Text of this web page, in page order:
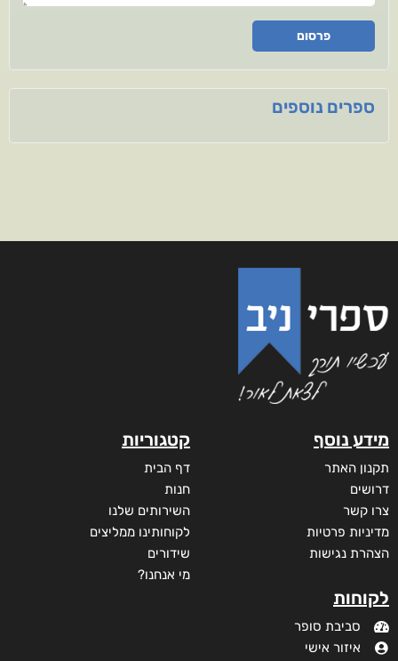
פרסום
ספרים נוספים
מידע נוסף
תקנון האתר
דרושים
צרו קשר
מדיניות פרטיות
הצהרת נגישות
לקוחות
סביבת סופר
איזור אישי
קטגוריות
דף הבית
חנות
השירותים שלנו
לקוחותינו ממליצים
שידורים
מי אנחנו?